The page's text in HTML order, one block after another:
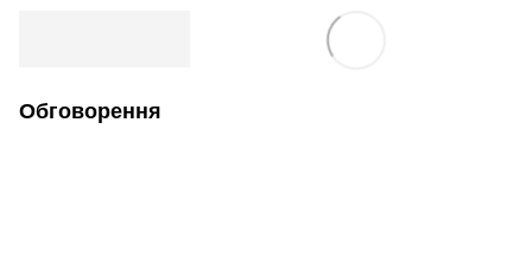
Обговорення